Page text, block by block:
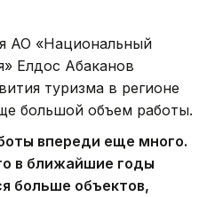
АО «Национальный
Елдос Абаканов
туризма в регионе
большой объем работы.
впереди еще много.
в ближайшие годы
больше объектов,